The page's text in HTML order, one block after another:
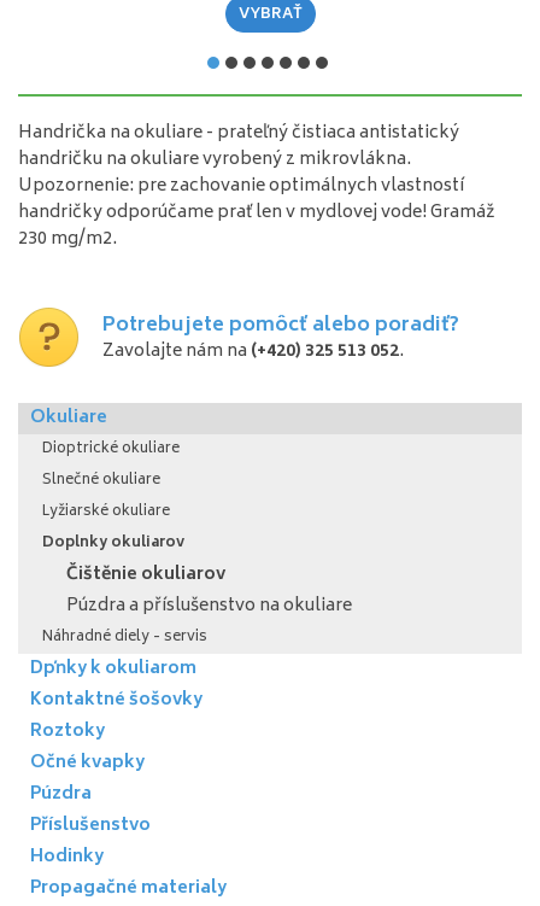
VYBRAŤ
Handrička na okuliare - prateľný čistiaca antistatický
handričku na okuliare vyrobený z mikrovlákna.
Upozornenie: pre zachovanie optimálnych vlastností
handričky odporúčame prať len v mydlovej vode! Gramáž
230 mg/m2.
Potrebujete pomôcť alebo poradiť?
Zavolajte nám na (+420) 325 513 052.
Okuliare
Dioptrické okuliare
Slnečné okuliare
Lyžiarské okuliare
Doplnky okuliarov
Čištěnie okuliarov
Púzdra a příslušenstvo na okuliare
Náhradné diely - servis
Dpňky k okuliarom
Kontaktné šošovky
Roztoky
Očné kvapky
Púzdra
Příslušenstvo
Hodinky
Propagačné materialy